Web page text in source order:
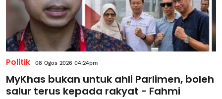
Politik 08 Ogos 2026 04:24pm
MyKhas bukan untuk ahli Parlimen, boleh
salur terus kepada rakyat - Fahmi